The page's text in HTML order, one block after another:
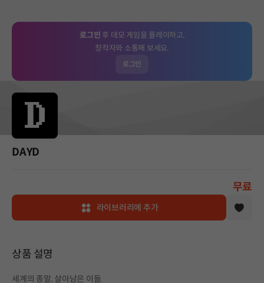
로그인 후 데모 게임을 플레이하고,
창작자와 소통해 보세요.
로그인
DAYD
무료
라이브러리에 추가
상품 설명
세계의 종말, 살아남은 이들.